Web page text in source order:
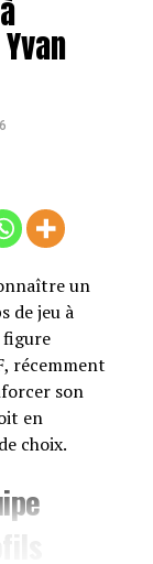
un
de jeu à
figure
récemment
son
en
choix.